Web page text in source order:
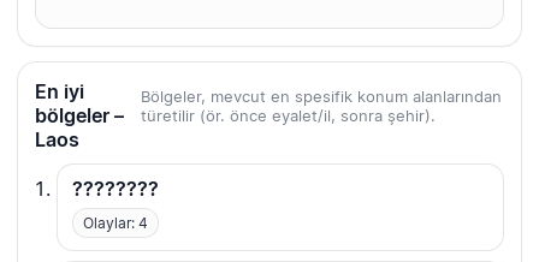
En iyi
bölgeler –
Laos
Bölgeler, mevcut en spesifik konum alanlarından
türetilir (ör. önce eyalet/il, sonra şehir).
????????
Olaylar: 4